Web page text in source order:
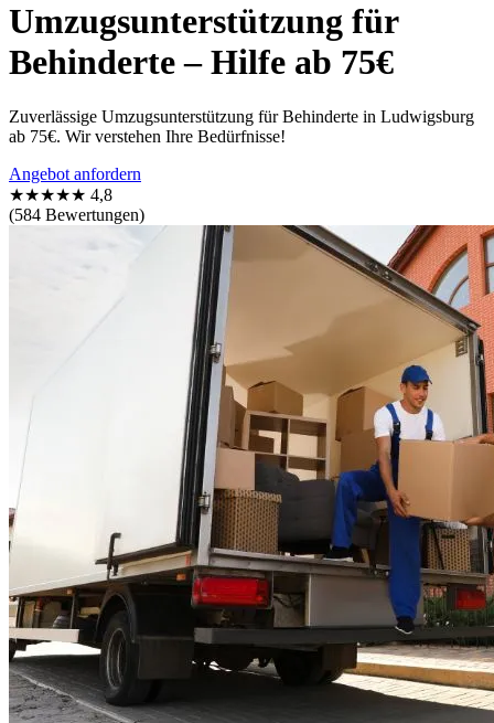
Umzugsunterstützung für
Behinderte – Hilfe ab 75€
Zuverlässige Umzugsunterstützung für Behinderte in Ludwigsburg
ab 75€. Wir verstehen Ihre Bedürfnisse!
Angebot anfordern
★★★★★ 4,8
(584 Bewertungen)